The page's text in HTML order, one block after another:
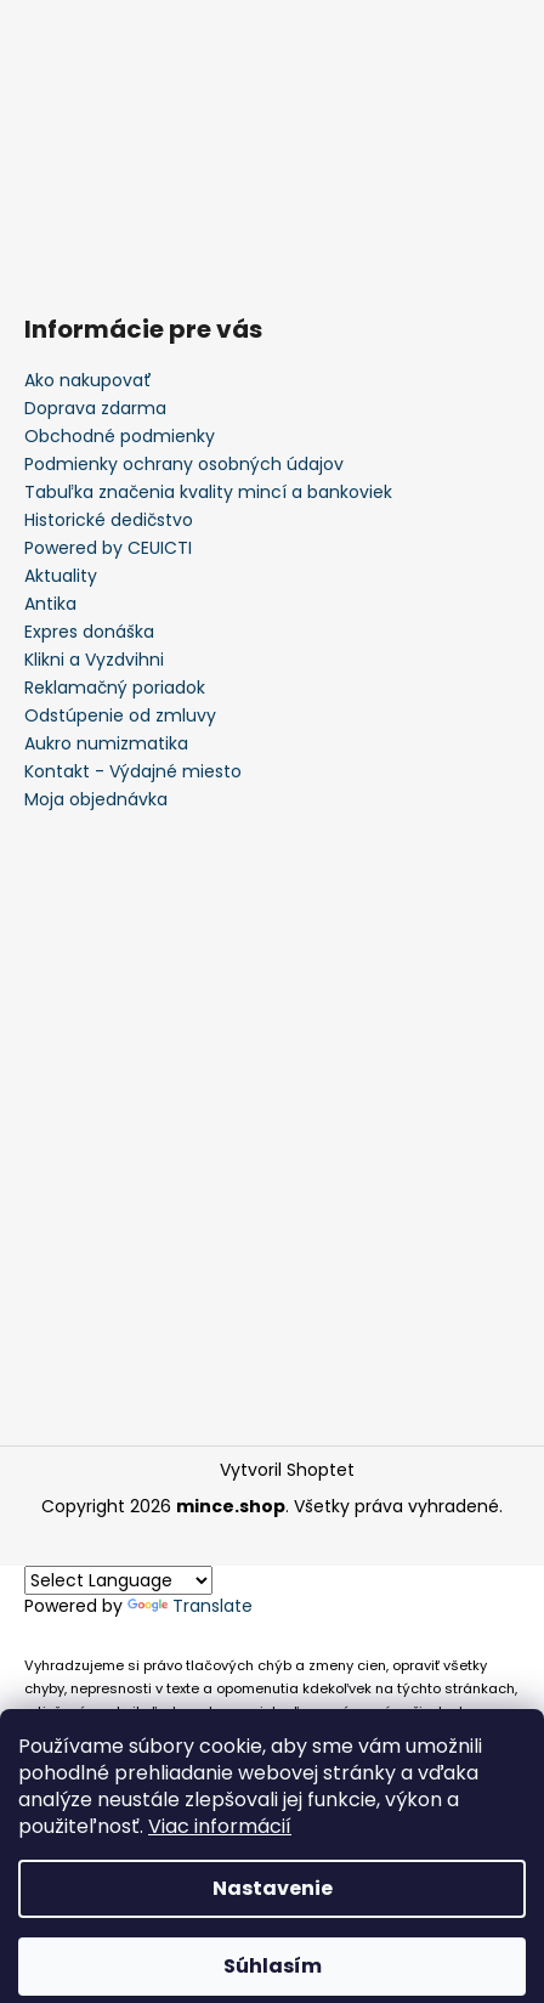
Používame súbory cookie, aby sme vám umožnili
pohodlné prehliadanie webovej stránky a vďaka
analýze neustále zlepšovali jej funkcie, výkon a
použiteľnosť. Viac informácií
Nastavenie
Súhlasím
Informácie pre vás
Ako nakupovať
Doprava zdarma
Obchodné podmienky
Podmienky ochrany osobných údajov
Tabuľka značenia kvality mincí a bankoviek
Historické dedičstvo
Powered by CEUICTI
Aktuality
Antika
Expres donáška
Klikni a Vyzdvihni
Reklamačný poriadok
Odstúpenie od zmluvy
Aukro numizmatika
Kontakt - Výdajné miesto
Moja objednávka
Vytvoril Shoptet
Copyright 2026 mince.shop. Všetky práva vyhradené.
Messenger
Powered by Translate
Vyhradzujeme si právo tlačových chýb a zmeny cien, opraviť všetky
chyby, nepresnosti v texte a opomenutia kdekoľvek na týchto stránkach,
a tiež právo akejkoľvek osobe zamietnuť neoprávnenú požiadavku na
chybne uvedený text. Na stránkach sa môžu vyskytnúť technické
nepresnosti a typografické chyby alebo opomenutia v súvislosti s
informáciami zobrazenými na týchto stránkach, nevyplýva nám žiadna
povinnosť ani zodpovednosť v prípade, že sa spoliehajú na nepresné
informácie poskytované na týchto stránkach.